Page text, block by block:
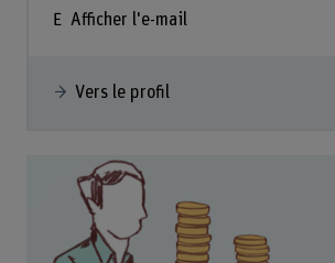
Afficher l'e-mail
Vers le profil